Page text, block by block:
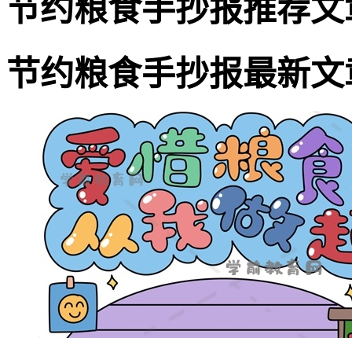
节约粮食手抄报推荐文
节约粮食手抄报最新文